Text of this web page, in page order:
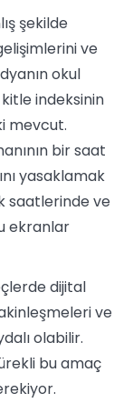
şekilde
ve
okul
kitle indeksinin
mevcut.
bir saat
yasaklamak
saatlerinde ve
ekranlar
dijital
ve
olabilir.
bu amaç